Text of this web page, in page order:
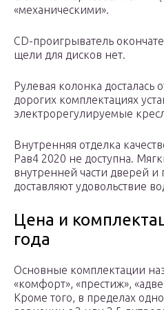
«механическими».
CD-проигрыватель
щели для дисков нет.
Рулевая колонка
дорогих комплектациях
электрорегулируемые
Внутренняя отделка
Рав4 2020 не доступна.
внутренней части дверей
доставляют удовольствие
Цена и
года
Основные комплектации
«комфорт», «престиж»,
Кроме того, в пределах